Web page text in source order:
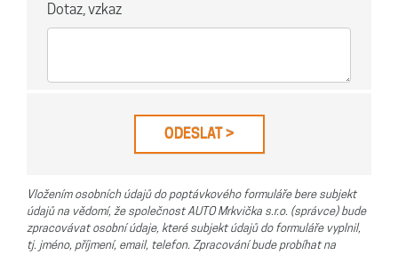
Dotaz, vzkaz
Vložením osobních údajů do poptávkového formuláře bere subjekt
údajů na vědomí, že společnost AUTO Mrkvička s.r.o. (správce) bude
zpracovávat osobní údaje, které subjekt údajů do formuláře vyplnil,
tj. jméno, příjmení, email, telefon. Zpracování bude probíhat na